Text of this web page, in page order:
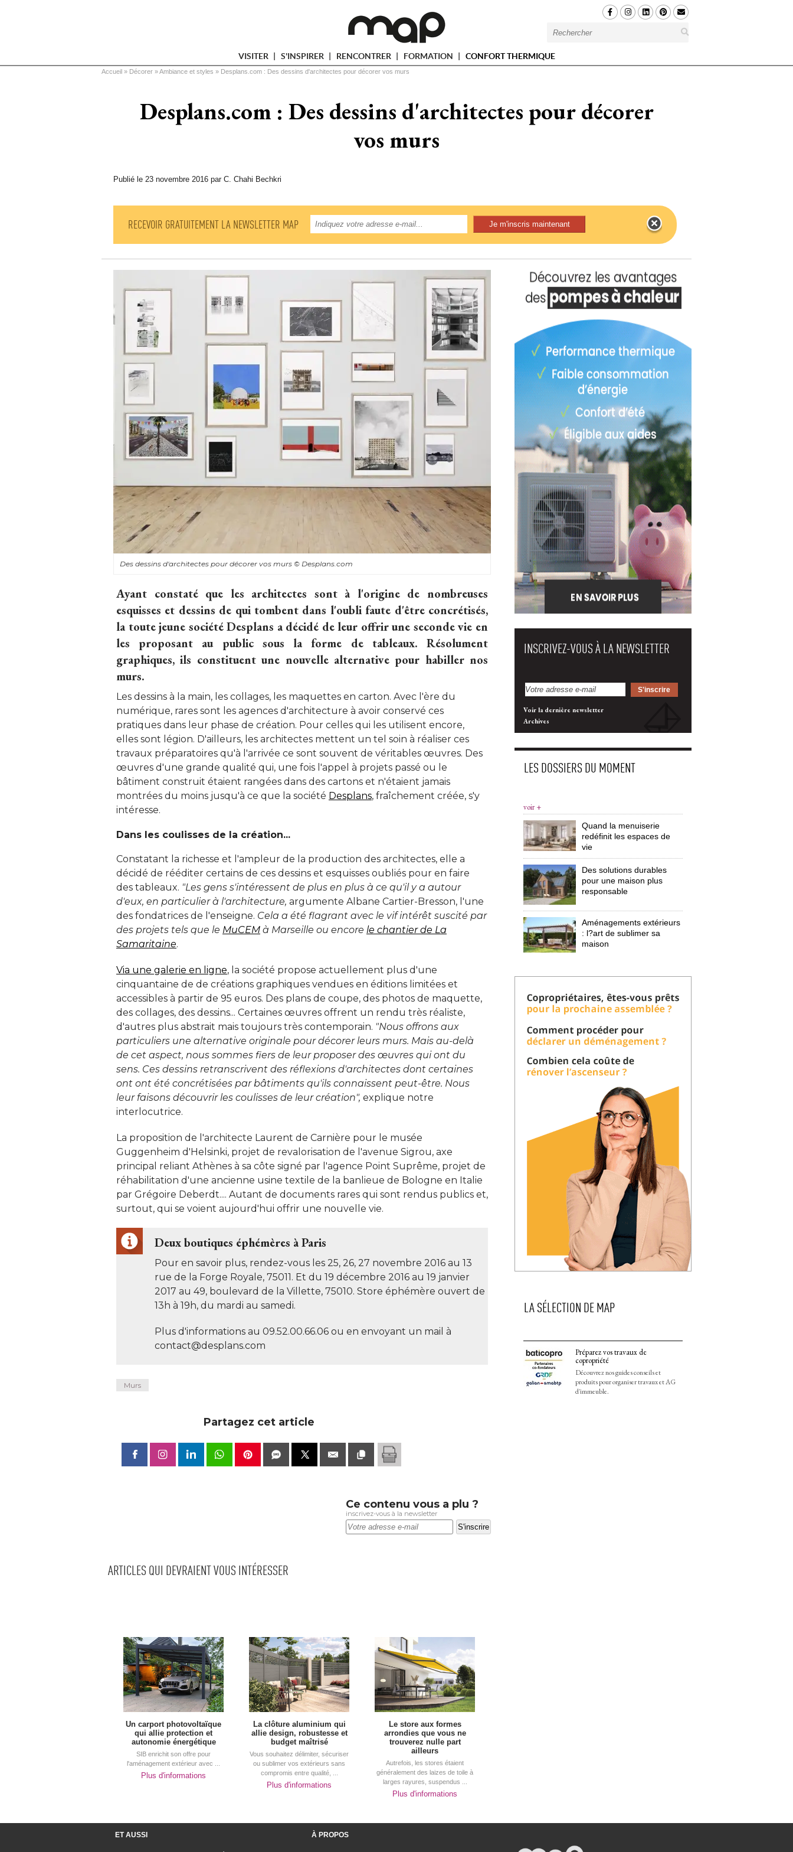
VISITER S'INSPIRER RENCONTRER FORMATION CONFORT THERMIQUE
Vous êtes ici
Accueil » Décorer » Ambiance et styles » Desplans.com : Des dessins d'architectes pour décorer vos murs
Desplans.com : Des dessins d'architectes pour décorer
vos murs
Publié le 23 novembre 2016 par C. Chahi Bechkri
RECEVOIR GRATUITEMENT LA NEWSLETTER MAP
Des dessins d'architectes pour décorer vos murs© Desplans.com
Ayant constaté que les architectes sont à l'origine de nombreuses
esquisses et dessins de qui tombent dans l'oubli faute d'être concrétisés,
la toute jeune société Desplans a décidé de leur offrir une seconde vie en
les proposant au public sous la forme de tableaux. Résolument
graphiques, ils constituent une nouvelle alternative pour habiller nos
murs.
Les dessins à la main, les collages, les maquettes en carton. Avec l'ère du
numérique, rares sont les agences d'architecture à avoir conservé ces
pratiques dans leur phase de création. Pour celles qui les utilisent encore,
elles sont légion. D'ailleurs, les architectes mettent un tel soin à réaliser ces
travaux préparatoires qu'à l'arrivée ce sont souvent de véritables œuvres. Des
œuvres d'une grande qualité qui, une fois l'appel à projets passé ou le
bâtiment construit étaient rangées dans des cartons et n'étaient jamais
montrées du moins jusqu'à ce que la société Desplans, fraîchement créée, s'y
intéresse.
Dans les coulisses de la création...
Constatant la richesse et l'ampleur de la production des architectes, elle a
décidé de rééditer certains de ces dessins et esquisses oubliés pour en faire
des tableaux. "Les gens s'intéressent de plus en plus à ce qu'il y a autour
d'eux, en particulier à l'architecture, argumente Albane Cartier-Bresson, l'une
des fondatrices de l'enseigne. Cela a été flagrant avec le vif intérêt suscité par
des projets tels que le MuCEM à Marseille ou encore le chantier de La
Samaritaine.
Via une galerie en ligne, la société propose actuellement plus d'une
cinquantaine de de créations graphiques vendues en éditions limitées et
accessibles à partir de 95 euros. Des plans de coupe, des photos de maquette,
des collages, des dessins... Certaines œuvres offrent un rendu très réaliste,
d'autres plus abstrait mais toujours très contemporain. "Nous offrons aux
particuliers une alternative originale pour décorer leurs murs. Mais au-delà
de cet aspect, nous sommes fiers de leur proposer des œuvres qui ont du
sens. Ces dessins retranscrivent des réflexions d'architectes dont certaines
ont ont été concrétisées par bâtiments qu'ils connaissent peut-être. Nous
leur faisons découvrir les coulisses de leur création", explique notre
interlocutrice.
La proposition de l'architecte Laurent de Carnière pour le musée
Guggenheim d'Helsinki, projet de revalorisation de l'avenue Sigrou, axe
principal reliant Athènes à sa côte signé par l'agence Point Suprême, projet de
réhabilitation d'une ancienne usine textile de la banlieue de Bologne en Italie
par Grégoire Deberdt.... Autant de documents rares qui sont rendus publics et,
surtout, qui se voient aujourd'hui offrir une nouvelle vie.
Deux boutiques éphémères à Paris
Pour en savoir plus, rendez-vous les 25, 26, 27 novembre 2016 au 13
rue de la Forge Royale, 75011. Et du 19 décembre 2016 au 19 janvier
2017 au 49, boulevard de la Villette, 75010. Store éphémère ouvert de
13h à 19h, du mardi au samedi.
Plus d'informations au 09.52.00.66.06 ou en envoyant un mail à
contact@desplans.com
Murs
Partagez cet article
Ce contenu vous a plu ?
inscrivez-vous à la newsletter
ARTICLES QUI DEVRAIENT VOUS INTÉRESSER
Un carport photovoltaïque
qui allie protection et
autonomie énergétique
SIB enrichit son offre pour
l'aménagement extérieur avec ...
Plus d'informations
La clôture aluminium qui
allie design, robustesse et
budget maîtrisé
Vous souhaitez délimiter, sécuriser
ou sublimer vos extérieurs sans
compromis entre qualité, ...
Plus d'informations
Le store aux formes
arrondies que vous ne
trouverez nulle part
ailleurs
Autrefois, les stores étaient
généralement des laizes de toile à
larges rayures, suspendus ...
Plus d'informations
INSCRIVEZ-VOUS À LA NEWSLETTER
Voir la dernière newsletter
Archives
LES DOSSIERS DU MOMENT
voir +
Quand la menuiserie
redéfinit les espaces de
vie
Des solutions durables
pour une maison plus
responsable
Aménagements extérieurs
: l?art de sublimer sa
maison
LA SÉLECTION DE MAP
Préparez vos travaux de
copropriété
Découvrez nos guides conseils et
produits pour organiser travaux et AG
d'immeuble.
ET AUSSI À PROPOS